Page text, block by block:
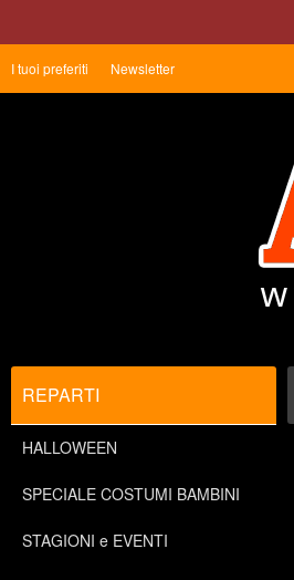
I tuoi preferiti Newsletter
REPARTI
HALLOWEEN
SPECIALE COSTUMI BAMBINI
STAGIONI e EVENTI